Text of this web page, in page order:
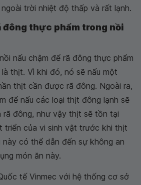
trời nhiệt độ thấp và rất lạnh.
đông thực phẩm trong nồi
nấu chậm để rã đông thực phẩm
thịt. Vì khi đó, nó sẽ nấu một
thịt cần được rã đông. Ngoài ra,
để nấu các loại thịt đông lạnh sẽ
rã đông, như vậy thịt sẽ tồn tại
triển của vi sinh vật trước khi thịt
này có thể dẫn đến sự không an
món ăn này.
tế Vinmec với hệ thống cơ sở